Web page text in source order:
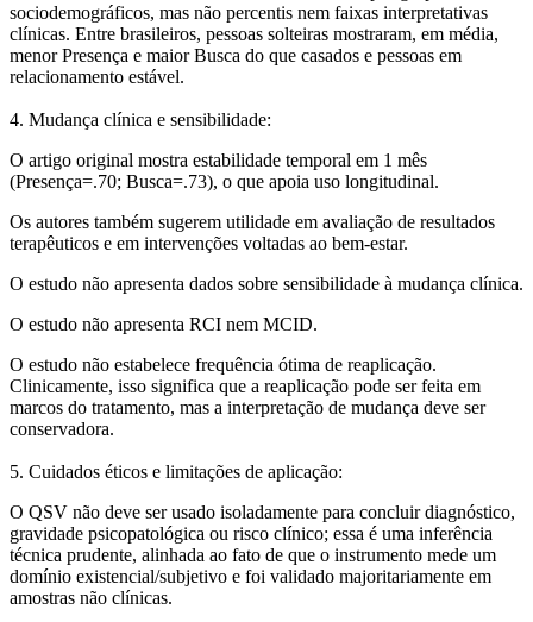
sociodemográficos, mas não percentis nem faixas interpretativas
clínicas. Entre brasileiros, pessoas solteiras mostraram, em média,
menor Presença e maior Busca do que casados e pessoas em
relacionamento estável.
4. Mudança clínica e sensibilidade:
O artigo original mostra estabilidade temporal em 1 mês
(Presença=.70; Busca=.73), o que apoia uso longitudinal.
Os autores também sugerem utilidade em avaliação de resultados
terapêuticos e em intervenções voltadas ao bem-estar.
O estudo não apresenta dados sobre sensibilidade à mudança clínica.
O estudo não apresenta RCI nem MCID.
O estudo não estabelece frequência ótima de reaplicação.
Clinicamente, isso significa que a reaplicação pode ser feita em
marcos do tratamento, mas a interpretação de mudança deve ser
conservadora.
5. Cuidados éticos e limitações de aplicação:
O QSV não deve ser usado isoladamente para concluir diagnóstico,
gravidade psicopatológica ou risco clínico; essa é uma inferência
técnica prudente, alinhada ao fato de que o instrumento mede um
domínio existencial/subjetivo e foi validado majoritariamente em
amostras não clínicas.